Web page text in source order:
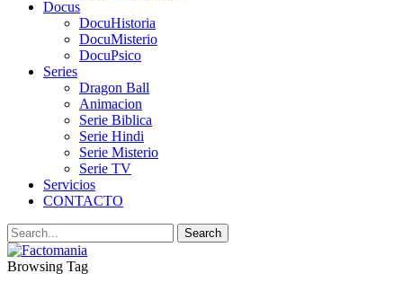
Docus
DocuHistoria
DocuMisterio
DocuPsico
Series
Dragon Ball
Animacion
Serie Biblica
Serie Hindi
Serie Misterio
Serie TV
Servicios
CONTACTO
Browsing Tag